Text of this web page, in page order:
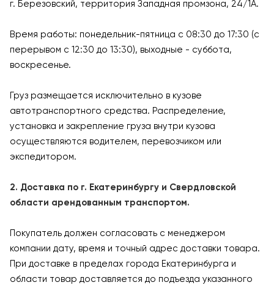
г. Березовский, территория Западная промзона, 24/1А.
Время работы: понедельник-пятница с 08:30 до 17:30 (с
перерывом с 12:30 до 13:30), выходные - суббота,
воскресенье.
Груз размещается исключительно в кузове
автотранспортного средства. Распределение,
установка и закрепление груза внутри кузова
осуществляются водителем, перевозчиком или
экспедитором.
2. Доставка по г. Екатеринбургу и Свердловской
области арендованным транспортом.
Покупатель должен согласовать с менеджером
компании дату, время и точный адрес доставки товара.
При доставке в пределах города Екатеринбурга и
области товар доставляется до подъезда указанного